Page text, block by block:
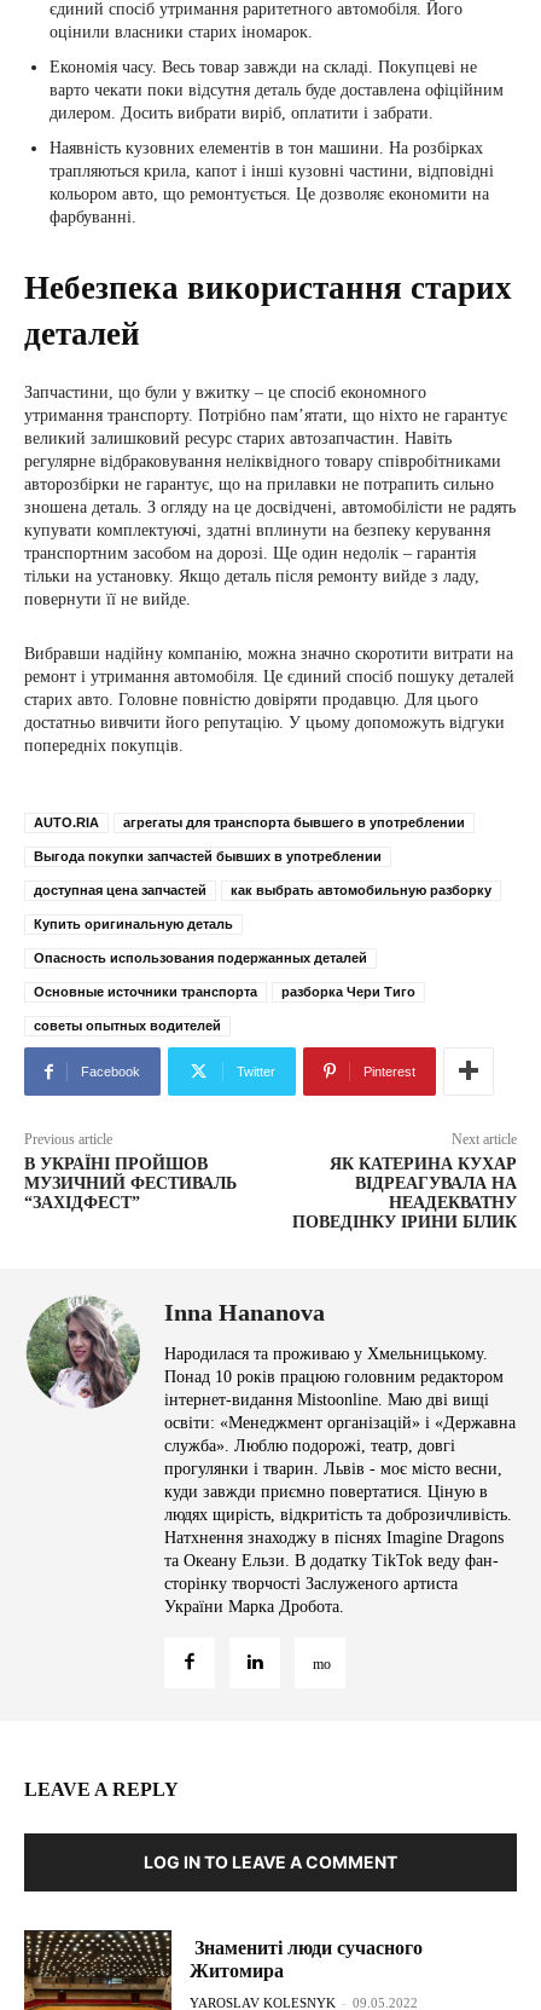
єдиний спосіб утримання раритетного автомобіля. Його
оцінили власники старих іномарок.
Економія часу. Весь товар завжди на складі. Покупцеві не
варто чекати поки відсутня деталь буде доставлена ​​офіційним
дилером. Досить вибрати виріб, оплатити і забрати.
Наявність кузовних елементів в тон машини. На розбірках
трапляються крила, капот і інші кузовні частини, відповідні
кольором авто, що ремонтується. Це дозволяє економити на
фарбуванні.
Небезпека використання старих
деталей
Запчастини, що були у вжитку – це спосіб економного
утримання транспорту. Потрібно пам’ятати, що ніхто не гарантує
великий залишковий ресурс старих автозапчастин. Навіть
регулярне відбраковування неліквідного товару співробітниками
авторозбірки не гарантує, що на прилавки не потрапить сильно
зношена деталь. З огляду на це досвідчені, автомобілісти не радять
купувати комплектуючі, здатні вплинути на безпеку керування
транспортним засобом на дорозі. Ще один недолік – гарантія
тільки на установку. Якщо деталь після ремонту вийде з ладу,
повернути її не вийде.
Вибравши надійну компанію, можна значно скоротити витрати на
ремонт і утримання автомобіля. Це єдиний спосіб пошуку деталей
старих авто. Головне повністю довіряти продавцю. Для цього
достатньо вивчити його репутацію. У цьому допоможуть відгуки
попередніх покупців.
AUTO.RIA агрегаты для транспорта бывшего в употреблении
Выгода покупки запчастей бывших в употреблении
доступная цена запчастей как выбрать автомобильную разборку
Купить оригинальную деталь
Опасность использования подержанных деталей
Основные источники транспорта разборка Чери Тиго
советы опытных водителей
Facebook Twitter Pinterest
Previous article
В УКРАЇНІ ПРОЙШОВ
МУЗИЧНИЙ ФЕСТИВАЛЬ
“ЗАХІДФЕСТ”
Next article
ЯК КАТЕРИНА КУХАР
ВІДРЕАГУВАЛА НА
НЕАДЕКВАТНУ
ПОВЕДІНКУ ІРИНИ БІЛИК
Inna Hananova
Народилася та проживаю у Хмельницькому.
Понад 10 років працюю головним редактором
інтернет-видання Mistoonline. Маю дві вищі
освіти: «Менеджмент організацій» і «Державна
служба». Люблю подорожі, театр, довгі
прогулянки і тварин. Львів - моє місто весни,
куди завжди приємно повертатися. Ціную в
людях щирість, відкритість та доброзичливість.
Натхнення знаходжу в піснях Imagine Dragons
та Океану Ельзи. В додатку TikTok веду фан-
сторінку творчості Заслуженого артиста
України Марка Дробота.
LEAVE A REPLY
LOG IN TO LEAVE A COMMENT
Знамениті люди сучасного
Житомира
YAROSLAV KOLESNYK - 09.05.2022